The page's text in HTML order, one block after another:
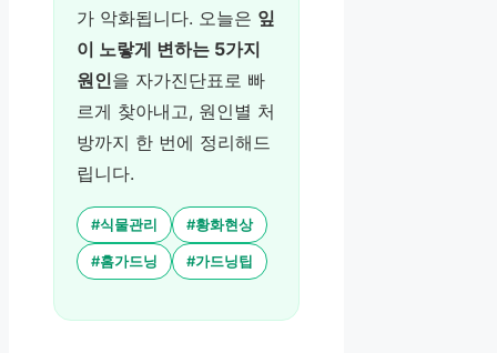
가 악화됩니다. 오늘은 잎
이 노랗게 변하는 5가지
원인을 자가진단표로 빠
르게 찾아내고, 원인별 처
방까지 한 번에 정리해드
립니다.
#식물관리 #황화현상
#홈가드닝 #가드닝팁